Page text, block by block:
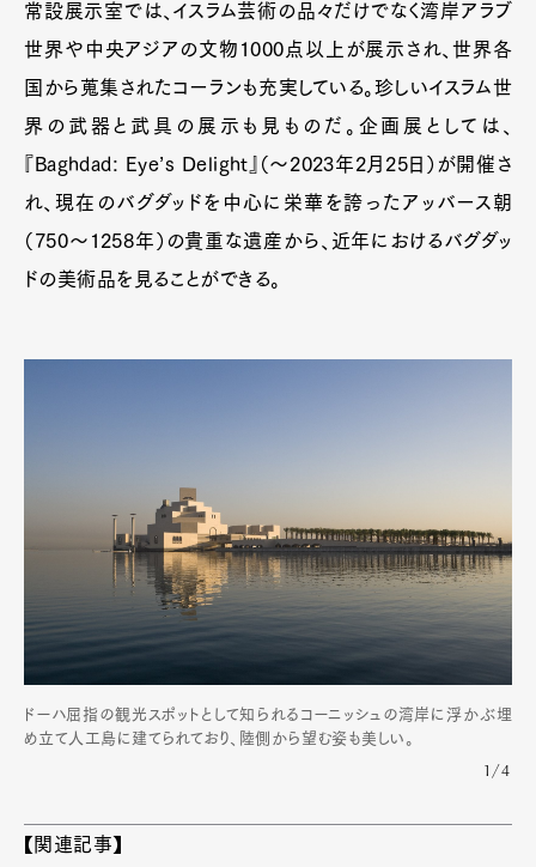
常設展示室では、イスラム芸術の品々だけでなく湾岸アラブ
世界や中央アジアの文物1000点以上が展示され、世界各
国から蒐集されたコーランも充実している。珍しいイスラム世
界の武器と武具の展示も見ものだ。企画展としては、
『Baghdad: Eye’s Delight』（～2023年2月25日）が開催さ
れ、現在のバグダッドを中心に栄華を誇ったアッバース朝
（750～1258年）の貴重な遺産から、近年におけるバグダッ
ドの美術品を見ることができる。
ドーハ屈指の観光スポットとして知られるコーニッシュの湾岸に浮かぶ埋
め立て人工島に建てられており、陸側から望む姿も美しい。
1/4
【関連記事】